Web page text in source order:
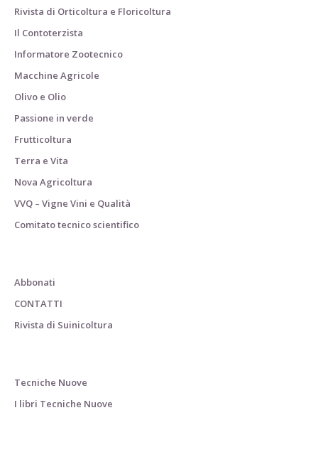
Rivista di Orticoltura e Floricoltura
Il Contoterzista
Informatore Zootecnico
Macchine Agricole
Olivo e Olio
Passione in verde
Frutticoltura
Terra e Vita
Nova Agricoltura
VVQ – Vigne Vini e Qualità
Comitato tecnico scientifico
Abbonati
CONTATTI
Rivista di Suinicoltura
Tecniche Nuove
I libri Tecniche Nuove